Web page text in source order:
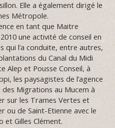
Elle a également dirigé le
Métropole.
en tant que Maitre
une activité de conseil en
qui l’a conduite, entre autres,
du Canal du Midi
Alep et Pousse Conseil, à
les paysagistes de l’agence
Migrations au Mucem à
sur les Trames Vertes et
ou de Saint-Etienne avec le
et Gilles Clément.